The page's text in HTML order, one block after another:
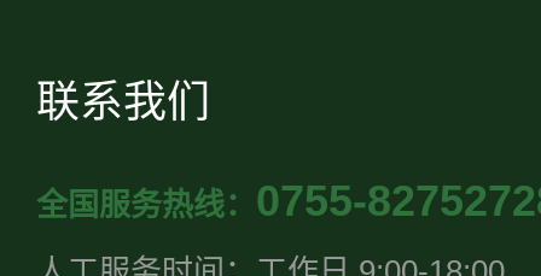
联系我们
全国服务热线： 0755-